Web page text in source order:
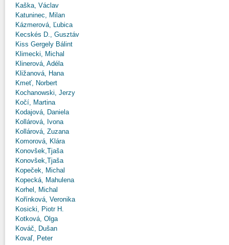
Kaška, Václav
Katuninec, Milan
Kázmerová, Ľubica
Kecskés D., Gusztáv
Kiss Gergely Bálint
Klimecki, Michal
Klinerová, Adéla
Kližanová, Hana
Kmeť, Norbert
Kochanowski, Jerzy
Kočí, Martina
Kodajová, Daniela
Kollárová, Ivona
Kollárová, Zuzana
Komorová, Klára
Konovšek,Tjaša
Konovšek,Tjaša
Kopeček, Michal
Kopecká, Mahulena
Korhel, Michal
Kořínková, Veronika
Kosicki, Piotr H.
Kotková, Olga
Kováč, Dušan
Kovaľ, Peter